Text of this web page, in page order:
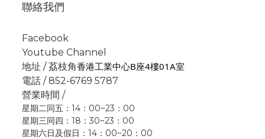
聯絡我們
Facebook
Youtube Channel
地址 / 荔枝角香港工業中心B座4樓01A室
電話 / 852-6769 5787
營業時間 /
星期二同五：14：00~23：00
星期三同四：18：30~23：00
星期六日及假日：14：00~20：00